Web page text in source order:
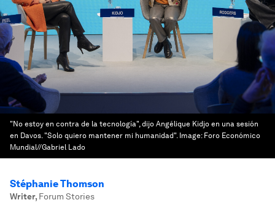
"No estoy en contra de la tecnología", dijo Angélique Kidjo en una sesión
en Davos. "Solo quiero mantener mi humanidad". Image: Foro Económico
Mundial//Gabriel Lado
Stéphanie Thomson
Writer, Forum Stories